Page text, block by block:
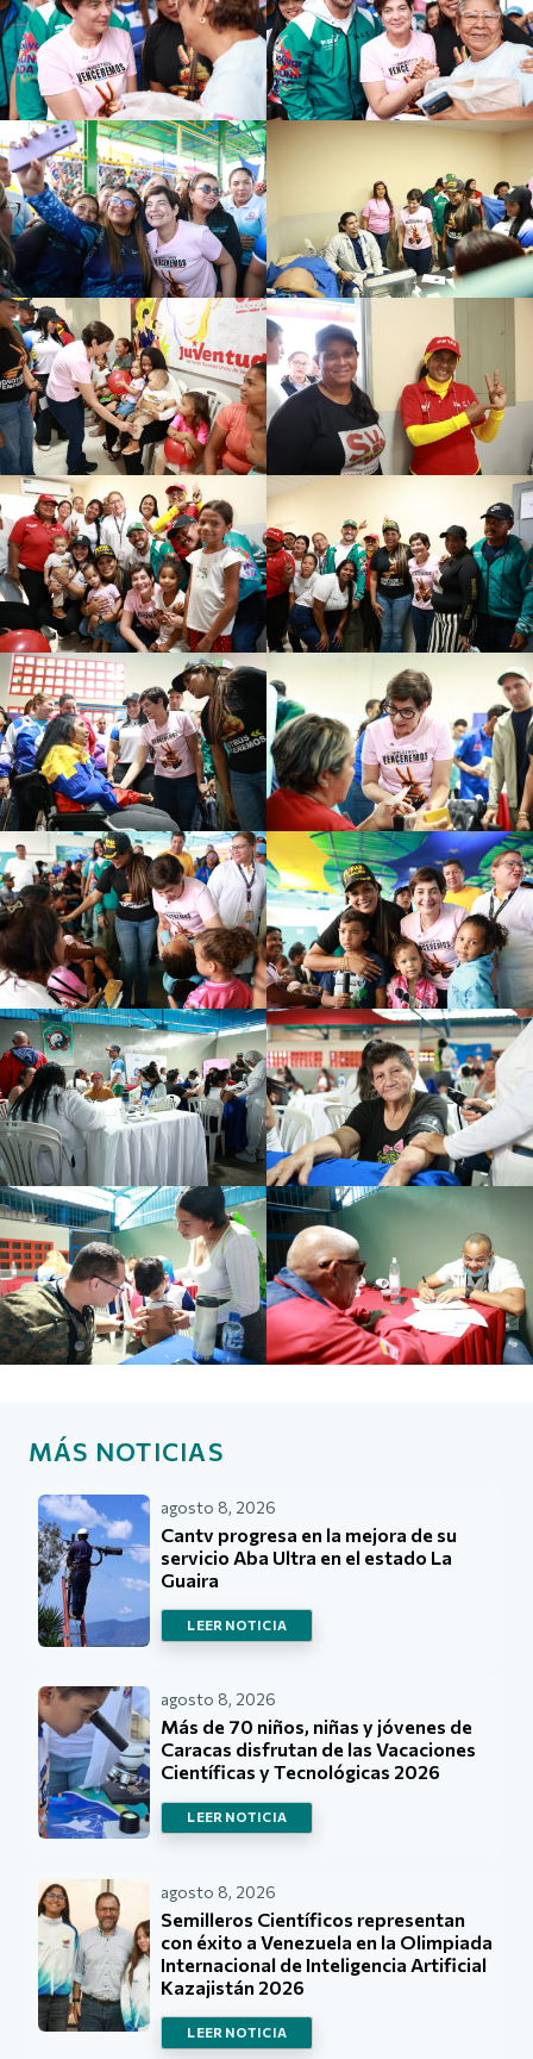
MÁS NOTICIAS
agosto 8, 2026
Cantv progresa en la mejora de su
servicio Aba Ultra en el estado La
Guaira
LEER NOTICIA
agosto 8, 2026
Más de 70 niños, niñas y jóvenes de
Caracas disfrutan de las Vacaciones
Científicas y Tecnológicas 2026
LEER NOTICIA
agosto 8, 2026
Semilleros Científicos representan
con éxito a Venezuela en la Olimpiada
Internacional de Inteligencia Artificial
Kazajistán 2026
LEER NOTICIA